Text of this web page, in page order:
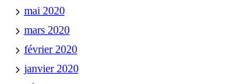
mai 2020
mars 2020
février 2020
janvier 2020